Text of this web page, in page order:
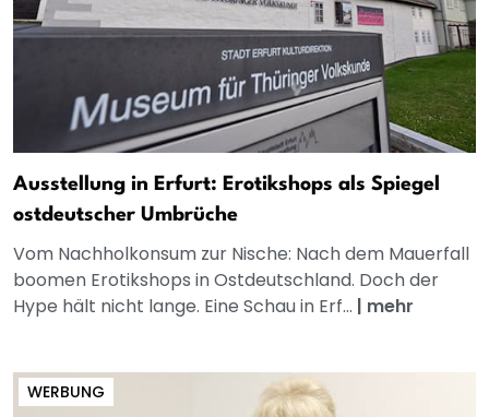
Ausstellung in Erfurt: Erotikshops als Spiegel
ostdeutscher Umbrüche
Vom Nachholkonsum zur Nische: Nach dem Mauerfall
boomen Erotikshops in Ostdeutschland. Doch der
Hype hält nicht lange. Eine Schau in Erf... | mehr
WERBUNG